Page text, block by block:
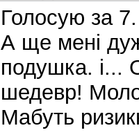
Голосую за
А ще мені
подушка. і...
шедевр!
Мабуть